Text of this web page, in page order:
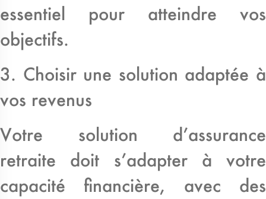
essentiel pour atteindre vos
objectifs.
3. Choisir une solution adaptée à
vos revenus
Votre solution d’assurance
retraite doit s’adapter à votre
capacité financière, avec des